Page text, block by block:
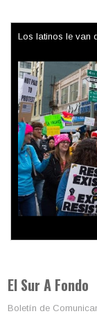
Colombia va a la
El Sur A Fondo